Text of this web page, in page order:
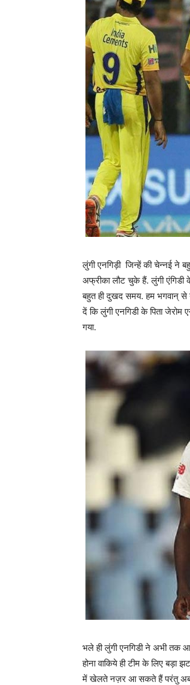
लुंगी एनगिड़ी जिन्हें की चेन्नई ने
अफ्रीका लौट चुके हैं. लुंगी
बहुत ही दुखद समय. हम भगवान् से
दें कि लुंगी एनगिडी के पिता
गया.
भले ही लुंगी एनगिडी ने अभी तक
होना वाकिये ही टीम के लिए बड़ा
में खेलते नज़र आ सकते हैं परंतु अब